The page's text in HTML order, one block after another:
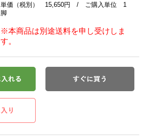
単価（税別） 15,650円 / ご購入単位 1
脚
※本商品は別途送料を申し受けしま
す。